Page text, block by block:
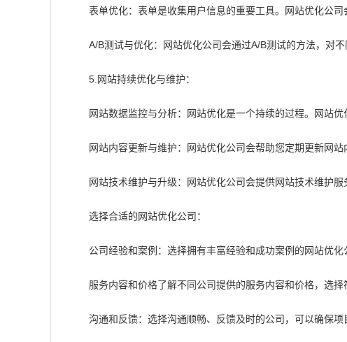
表单优化：表单是收集用户信息的重要工具。网站优化公
A/B测试与优化：网站优化公司会通过A/B测试的方法，对
5.网站持续优化与维护：
网站数据监控与分析：网站优化是一个持续的过程。网站
网站内容更新与维护：网站优化公司会帮助您定期更新网
网站技术维护与升级：网站优化公司会提供网站技术维护
选择合适的网站优化公司：
公司经验和案例：选择拥有丰富经验和成功案例的网站优化
服务内容和价格了解不同公司提供的服务内容和价格，选择
沟通和反馈：选择沟通顺畅、反馈及时的公司，可以确保项